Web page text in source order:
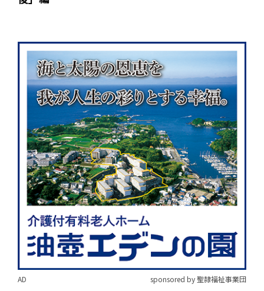
AD sponsored by 聖隷福祉事業団